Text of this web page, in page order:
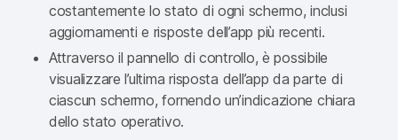
costantemente lo stato di ogni schermo, inclusi
aggiornamenti e risposte dell’app più recenti.
Attraverso il pannello di controllo, è possibile
visualizzare l’ultima risposta dell’app da parte di
ciascun schermo, fornendo un’indicazione chiara
dello stato operativo.